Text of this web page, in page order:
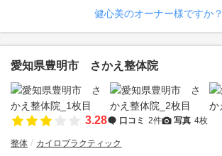
健心美のオーナー様ですか？
愛知県豊明市 さかえ整体院
3.28 口コミ 2件 写真 4枚
整体 カイロプラクティック